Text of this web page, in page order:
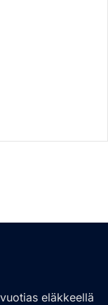
eläkkeellä